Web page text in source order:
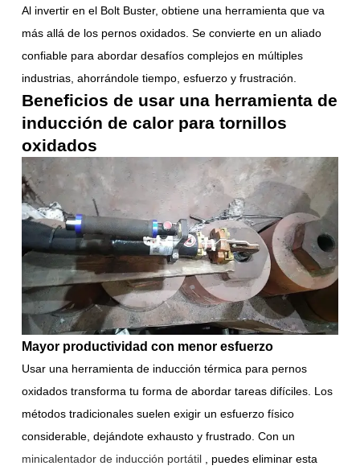
Al invertir en el Bolt Buster, obtiene una herramienta que va
más allá de los pernos oxidados. Se convierte en un aliado
confiable para abordar desafíos complejos en múltiples
industrias, ahorrándole tiempo, esfuerzo y frustración.
Beneficios de usar una herramienta de
inducción de calor para tornillos
oxidados
Mayor productividad con menor esfuerzo
Usar una herramienta de inducción térmica para pernos
oxidados transforma tu forma de abordar tareas difíciles. Los
métodos tradicionales suelen exigir un esfuerzo físico
considerable, dejándote exhausto y frustrado. Con un
minicalentador de inducción portátil , puedes eliminar esta